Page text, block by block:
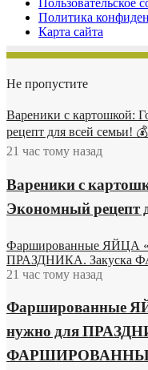
Пользовательское
Политика
Карта сайта
Не пропустите
Вареники с картошкой:
рецепт для всей семьи!
21 час тому назад
Вареники с
Экономный рецепт
Фаршированные ЯЙЦА
ПРАЗДНИКА.
21 час тому назад
Фаршированные
нужно для